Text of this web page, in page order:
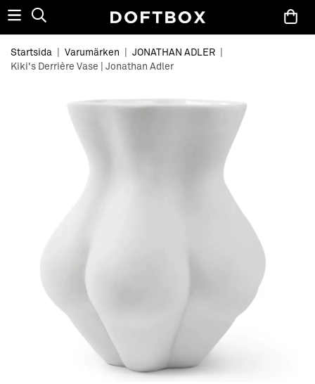
Startsida Varumärken JONATHAN ADLER
Kiki's Derrière Vase | Jonathan Adler